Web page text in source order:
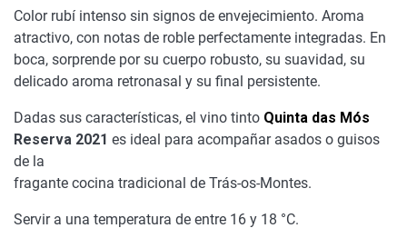
Color rubí intenso sin signos de envejecimiento. Aroma
atractivo, con notas de roble perfectamente integradas. En
boca, sorprende por su cuerpo robusto, su suavidad, su
delicado aroma retronasal y su final persistente.
Dadas sus características, el vino tinto Quinta das Mós
Reserva 2021 es ideal para acompañar asados o guisos
de la
fragante cocina tradicional de Trás-os-Montes.
Servir a una temperatura de entre 16 y 18 °C.